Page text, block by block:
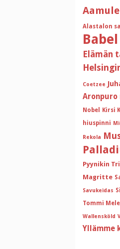
Alastalon
Babel
Elämän
Coetzee
Aronpuro
Nobel
Kirsi
hiuspinni
Rekola
Pyynikin
Magritte
Savukeidas
Tommi
Wallensköld
Yllämme